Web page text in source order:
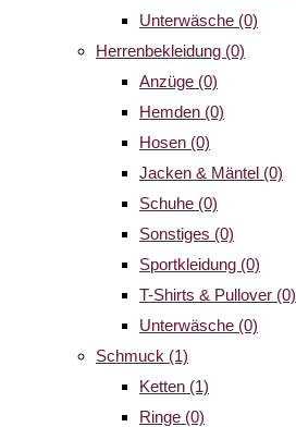
Unterwäsche (0)
Herrenbekleidung (0)
Anzüge (0)
Hemden (0)
Hosen (0)
Jacken & Mäntel (0)
Schuhe (0)
Sonstiges (0)
Sportkleidung (0)
T-Shirts & Pullover (0)
Unterwäsche (0)
Schmuck (1)
Ketten (1)
Ringe (0)